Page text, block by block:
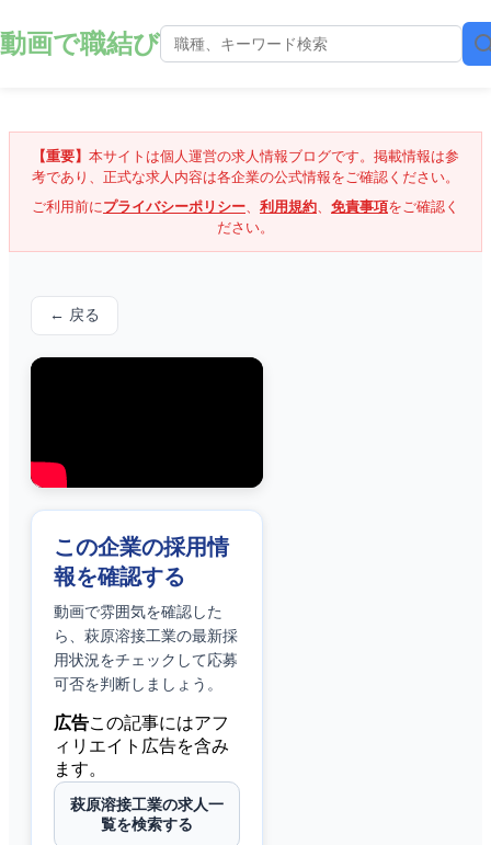
動画で職結び
【重要】 本サイトは個人運営の求人情報ブログです。掲載情報は参
考であり、正式な求人内容は各企業の公式情報をご確認ください。
ご利用前にプライバシーポリシー、 利用規約、 免責事項をご確認く
ださい。
← 戻る
この企業の採用情
報を確認する
動画で雰囲気を確認した
ら、 萩原溶接工業の最新採
用状況をチェックして応募
可否を判断しましょう。
広告この記事にはアフ
ィリエイト広告を含み
ます。
萩原溶接工業の求人一
覧を検索する